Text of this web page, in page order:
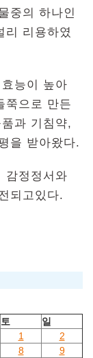
중의 하나인
리 리용하였
능이 높아
쭉으로 만든
과 기침약,
을 받아왔다.
감정정서와
되고있다.
토
일
1
2
8
9